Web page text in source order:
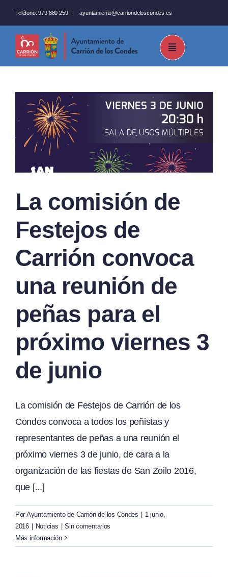
al
contenido
Teléfono: 979 880 259 |ayuntamiento@carriondeloscondes.es
La comisión de
Festejos de
Carrión convoca
una reunión de
peñas para el
próximo viernes 3
de junio
La comisión de Festejos de Carrión de los
Condes convoca a todos los peñistas y
representantes de peñas a una reunión el
próximo viernes 3 de junio, de cara a la
organización de las fiestas de San Zoilo 2016,
que [...]
Por Ayuntamiento de Carrión de los Condes
1 junio,
2016
Noticias
Sin comentarios
Más información